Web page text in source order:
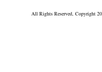
All Rights Reserved, Copyright